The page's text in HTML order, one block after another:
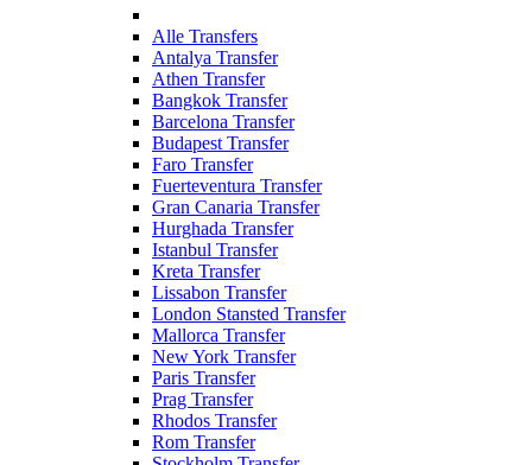
Alle Transfers
Antalya Transfer
Athen Transfer
Bangkok Transfer
Barcelona Transfer
Budapest Transfer
Faro Transfer
Fuerteventura Transfer
Gran Canaria Transfer
Hurghada Transfer
Istanbul Transfer
Kreta Transfer
Lissabon Transfer
London Stansted Transfer
Mallorca Transfer
New York Transfer
Paris Transfer
Prag Transfer
Rhodos Transfer
Rom Transfer